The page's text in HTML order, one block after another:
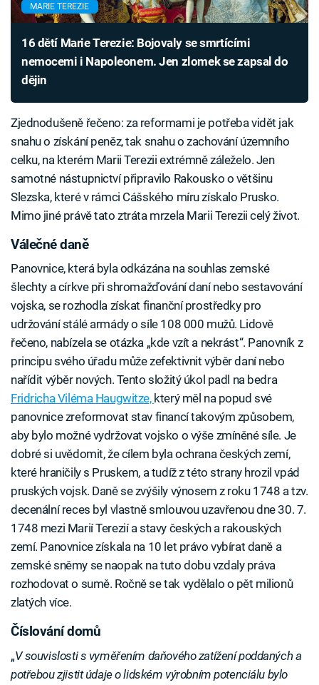
MARIE TEREZIE
16 dětí Marie Terezie: Bojovaly se smrtícími
nemocemi i Napoleonem. Jen zlomek se zapsal do
dějin
Zjednodušeně řečeno: za reformami je potřeba vidět jak
snahu o získání peněz, tak snahu o zachování územního
celku, na kterém Marii Terezii extrémně záleželo. Jen
samotné nástupnictví připravilo Rakousko o většinu
Slezska, které v rámci Cášského míru získalo Prusko.
Mimo jiné právě tato ztráta mrzela Marii Terezii celý život.
Válečné daně
Panovnice, která byla odkázána na souhlas zemské
šlechty a církve při shromažďování daní nebo sestavování
vojska, se rozhodla získat finanční prostředky pro
udržování stálé armády o síle 108 000 mužů. Lidově
řečeno, nabízela se otázka „kde vzít a nekrást“. Panovník z
principu svého úřadu může zefektivnit výběr daní nebo
nařídit výběr nových. Tento složitý úkol padl na bedra
Fridricha Viléma Haugwitze, který měl na popud své
panovnice zreformovat stav financí takovým způsobem,
aby bylo možné vydržovat vojsko o výše zmíněné síle. Je
dobré si uvědomit, že cílem byla ochrana českých zemí,
které hraničily s Pruskem, a tudíž z této strany hrozil vpád
pruských vojsk. Daně se zvýšily výnosem z roku 1748 a tzv.
decenální reces byl vlastně smlouvou uzavřenou dne 30. 7.
1748 mezi Marií Terezií a stavy českých a rakouských
zemí. Panovnice získala na 10 let právo vybírat daně a
zemské sněmy se naopak na tuto dobu vzdaly práva
rozhodovat o sumě. Ročně se tak vydělalo o pět milionů
zlatých více.
Číslování domů
„V souvislosti s vyměřením daňového zatížení poddaných a
potřebou zjistit údaje o lidském výrobním potenciálu bylo